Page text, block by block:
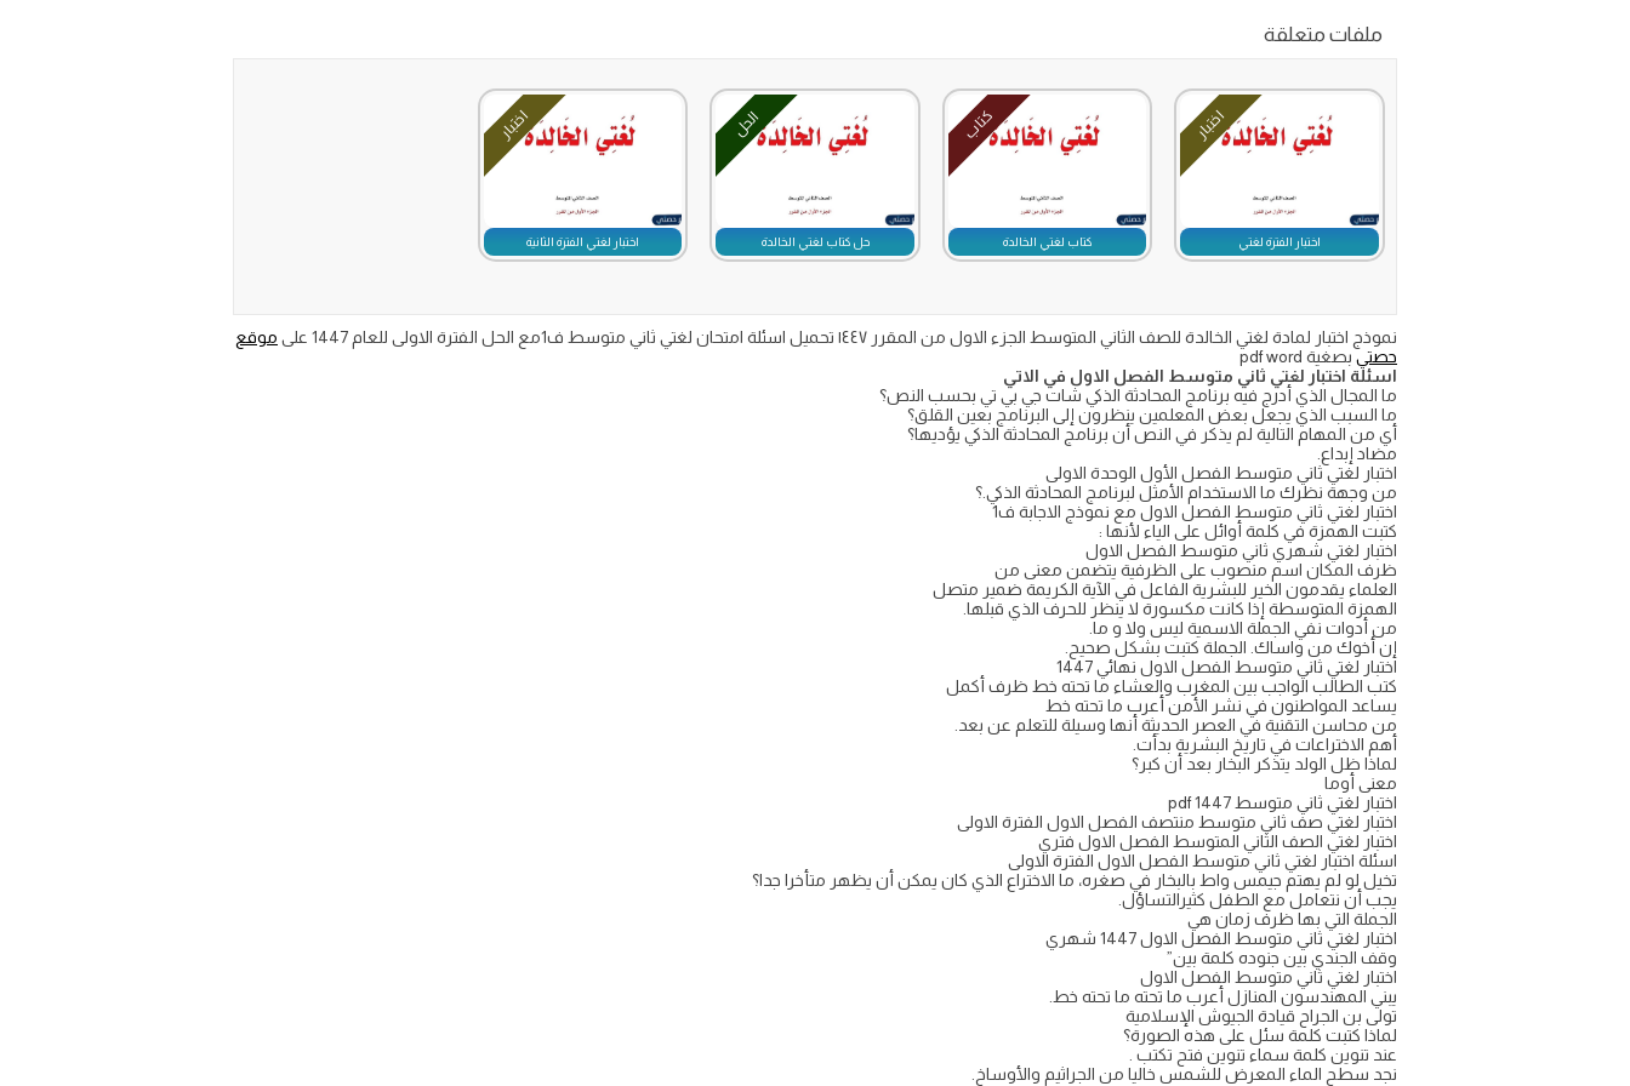
ملفات متعلقة
اختبار
اختبار الفترة لغتي
كتاب
كتاب لغتي الخالدة
الحل
حل كتاب لغتي الخالدة
اختبار
اختبار لغتي الفترة الثانية
نموذج اختبار لمادة لغتي الخالدة للصف الثاني المتوسط الجزء الاول من المقرر ١٤٤٧ تحميل اسئلة امتحان لغتي ثاني متوسط ف1مع الحل الفترة الاولى للعام 1447 على
موقع
حصتي بصغية pdf word
اسئلة اختبار لغتي ثاني متوسط الفصل الاول في الاتي
ما المجال الذي أدرج فيه برنامج المحادثة الذكي شات جي بي تي بحسب النص؟
ما السبب الذي يجعل بعض المعلمين ينظرون إلى البرنامج بعين القلق؟
أي من المهام التالية لم يذكر في النص أن برنامج المحادثة الذكي يؤديها؟
مضاد إبداع.
اختبار لغتي ثاني متوسط الفصل الأول الوحدة الاولى
من وجهة نظرك ما الاستخدام الأمثل لبرنامج المحادثة الذكي.؟
اختبار لغتي ثاني متوسط الفصل الاول مع نموذج الاجابة ف1
كتبت الهمزة في كلمة أوائل على الياء لأنها :
اختبار لغتي شهري ثاني متوسط الفصل الاول
ظرف المكان اسم منصوب على الظرفية يتضمن معنى من
العلماء يقدمون الخير للبشرية الفاعل في الآية الكريمة ضمير متصل
الهمزة المتوسطة إذا كانت مكسورة لا ينظر للحرف الذي قبلها.
من أدوات نفي الجملة الاسمية ليس ولا و ما.
إن أخوك من واساك. الجملة كتبت بشكل صحيح.
اختبار لغتي ثاني متوسط الفصل الاول نهائي 1447
كتب الطالب الواجب بين المغرب والعشاء ما تحته خط ظرف أكمل
يساعد المواطنون في نشر الأمن أعرب ما تحته خط
من محاسن التقنية في العصر الحديثة أنها وسيلة للتعلم عن بعد.
أهم الاختراعات في تاريخ البشرية بدأت.
لماذا ظل الولد يتذكر البخار بعد أن كبر؟
معنى أوما
اختبار لغتي ثاني متوسط 1447 pdf
اختبار لغتي صف ثاني متوسط منتصف الفصل الاول الفترة الاولى
اختبار لغتي الصف الثاني المتوسط الفصل الاول فتري
اسئلة اختبار لغتي ثاني متوسط الفصل الاول الفترة الاولى
تخيل لو لم يهتم جيمس واط بالبخار في صغره، ما الاختراع الذي كان يمكن أن يظهر متأخرا جدا؟
يجب أن نتعامل مع الطفل كثيرالتساؤل.
الجملة التي بها ظرف زمان هي
اختبار لغتي ثاني متوسط الفصل الاول 1447 شهري
وقف الجندي بين جنوده كلمة بين”
اختبار لغتي ثاني متوسط الفصل الاول
يبني المهندسون المنازل أعرب ما تحته ما تحته خط.
تولى بن الجراح قيادة الجيوش الإسلامية
لماذا كتبت كلمة سئل على هذه الصورة؟
عند تنوين كلمة سماء تنوين فتح تكتب .
نجد سطح الماء المعرض للشمس خاليا من الجراثيم والأوساخ.